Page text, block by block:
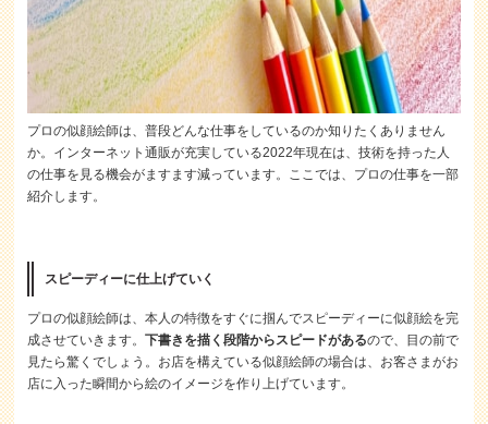
プロの似顔絵師は、普段どんな仕事をしているのか知りたくありません
か。インターネット通販が充実している2022年現在は、技術を持った人
の仕事を見る機会がますます減っています。ここでは、プロの仕事を一部
紹介します。
スピーディーに仕上げていく
プロの似顔絵師は、本人の特徴をすぐに掴んでスピーディーに似顔絵を完
成させていきます。下書きを描く段階からスピードがあるので、目の前で
見たら驚くでしょう。お店を構えている似顔絵師の場合は、お客さまがお
店に入った瞬間から絵のイメージを作り上げています。